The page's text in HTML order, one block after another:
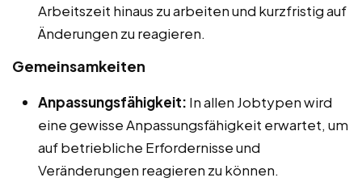
Arbeitszeit hinaus zu arbeiten und kurzfristig auf
Änderungen zu reagieren.
Gemeinsamkeiten
Anpassungsfähigkeit: In allen Jobtypen wird
eine gewisse Anpassungsfähigkeit erwartet, um
auf betriebliche Erfordernisse und
Veränderungen reagieren zu können.